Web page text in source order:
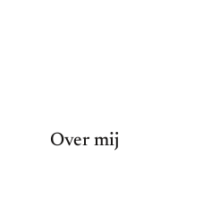
Over mij